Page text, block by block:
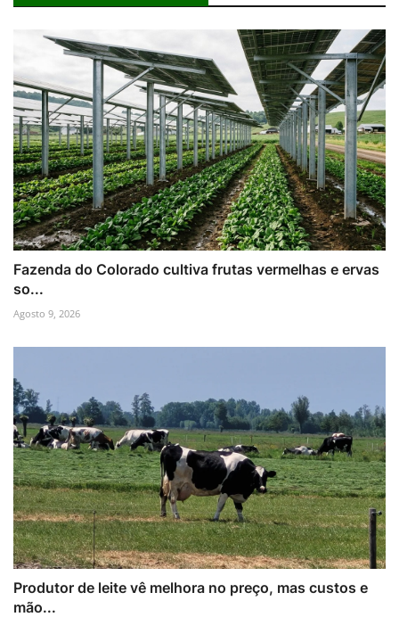
Fazenda do Colorado cultiva frutas vermelhas e ervas
so...
Agosto 9, 2026
Produtor de leite vê melhora no preço, mas custos e
mão...